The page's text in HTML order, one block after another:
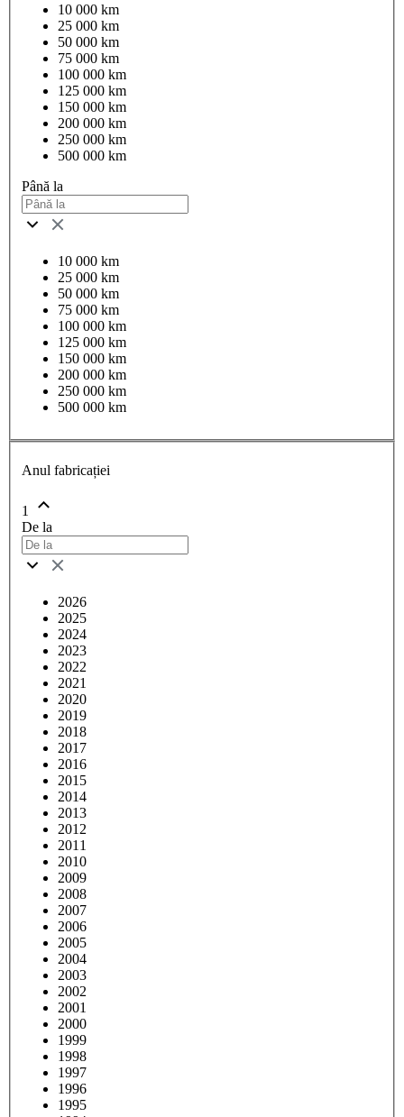
10 000 km
25 000 km
50 000 km
75 000 km
100 000 km
125 000 km
150 000 km
200 000 km
250 000 km
500 000 km
Până la
10 000 km
25 000 km
50 000 km
75 000 km
100 000 km
125 000 km
150 000 km
200 000 km
250 000 km
500 000 km
Anul fabricației
1
De la
2026
2025
2024
2023
2022
2021
2020
2019
2018
2017
2016
2015
2014
2013
2012
2011
2010
2009
2008
2007
2006
2005
2004
2003
2002
2001
2000
1999
1998
1997
1996
1995